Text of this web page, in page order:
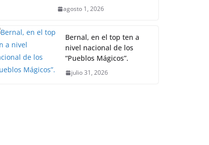
agosto 1, 2026
Bernal, en el top ten a
nivel nacional de los
“Pueblos Mágicos”.
julio 31, 2026